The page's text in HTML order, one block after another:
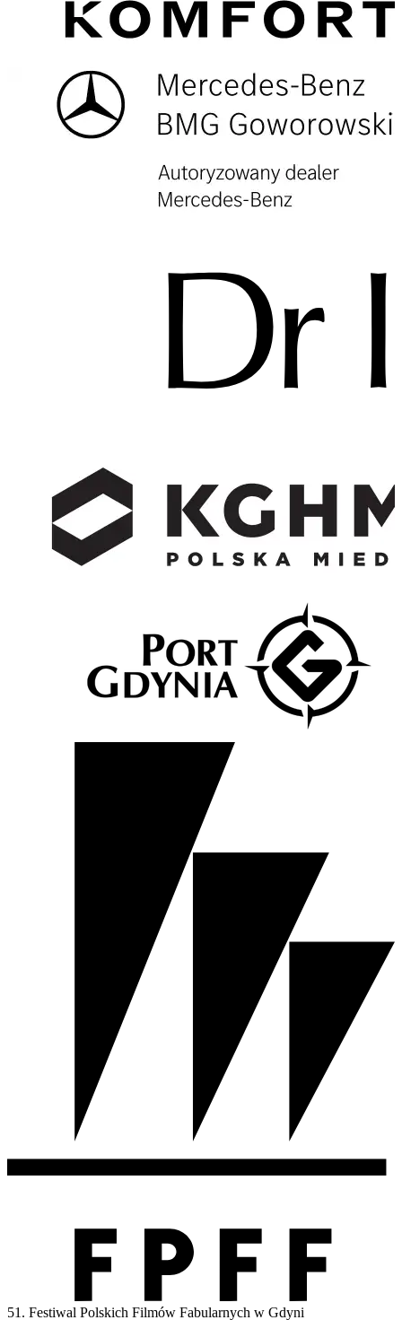
51. Festiwal Polskich Filmów Fabularnych w Gdyni